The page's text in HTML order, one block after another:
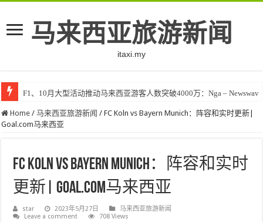
马来西亚旅游新闻
itaxi.my
F1、10月大型活动推动马来西亚游客人数突破4000万：Nga – Newswav
Home / 马来西亚旅游新闻 / FC Koln vs Bayern Munich：阵容和实时更新|
Goal.com马来西亚
FC Koln vs Bayern Munich：阵容和实时
更新| Goal.com马来西亚
star 2023年5月27日
马来西亚旅游新闻
Leave a comment
708 Views